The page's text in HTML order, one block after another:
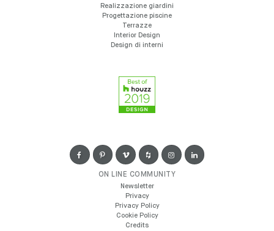
Realizzazione giardini
Progettazione piscine
Terrazze
Interior Design
Design di interni
ON LINE COMMUNITY
Newsletter
Privacy
Privacy Policy
Cookie Policy
Credits